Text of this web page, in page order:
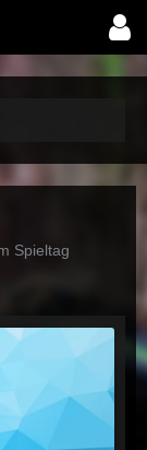
Spieltag